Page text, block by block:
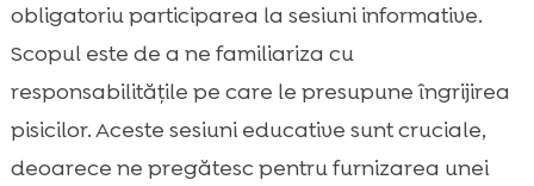
obligatoriu participarea la sesiuni informative.
Scopul este de a ne familiariza cu
responsabilitățile pe care le presupune îngrijirea
pisicilor. Aceste sesiuni educative sunt cruciale,
deoarece ne pregătesc pentru furnizarea unei